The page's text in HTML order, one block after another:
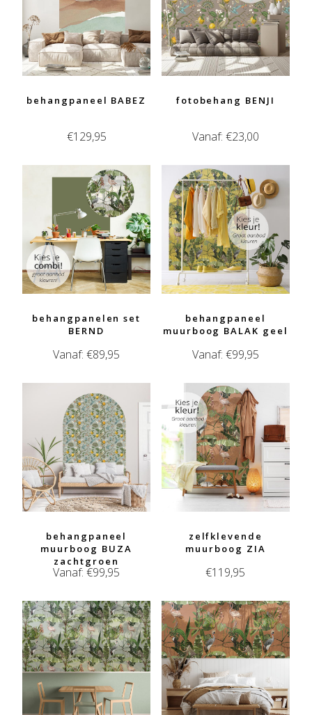
behangpaneel BABEZ
€129,95
fotobehang BENJI
Vanaf: €23,00
behangpanelen set
BERND
Vanaf:€89,95
behangpaneel
muurboog BALAK geel
Vanaf: €99,95
behangpaneel
muurboog BUZA
zachtgroen
Vanaf:€99,95
zelfklevende
muurboog ZIA
€119,95